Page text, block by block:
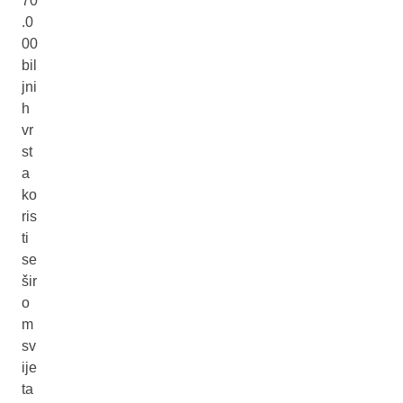
.0
00
bil
jni
h
vr
st
a
ko
ris
ti
se
šir
o
m
sv
ije
ta